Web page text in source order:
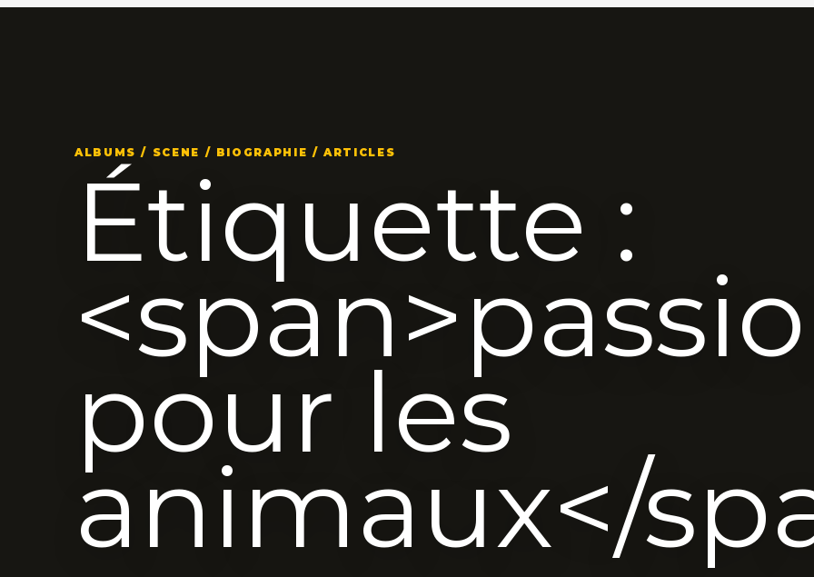
ALBUMS / SCENE / BIOGRAPHIE / ARTICLES
Étiquette :
pour les
animaux</